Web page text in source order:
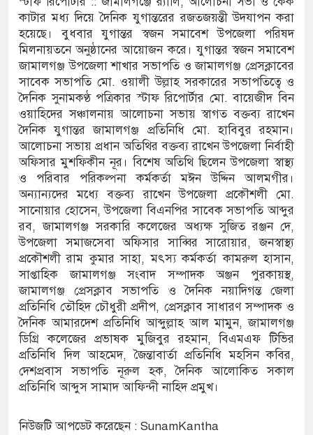
ঘণ্টা লোডশেডিং, ক্ষুব্ধ গ্রাহক
দুর্ঘটনায় আহতদের চিকিৎসা নিশ্চিতের নির্দেশ
দিবস পালিত
যেন ময়লার ভাগাড়
অব্যাহত : অস্তিত্ব সংকটে বাউসা-কেশবপুর গ্রাম
নিয়ে চলাচল
অভাবে অনিশ্চয়তায় হাওরের শত শত শিক্ষার্থীর
মাধ্যমিকেই
সম্মেলন রফিকুল ইসলামের প্রতিপক্ষের সব অভিযোগ
দিবস
কাটার মধ্য দিয়ে দৈনিক যুগান্তরের রজতজয়ন্তী উদযাপন করা
হয়েছে। বুধবার যুগান্তর স্বজন সমাবেশ উপজেলা পরিষদ
মিলনায়তনে অনুষ্ঠানের আয়োজন করে। যুগান্তর স্বজন সমাবেশ
জামালগঞ্জ উপজেলা শাখার সভাপতি ও জামালগঞ্জ প্রেসক্লাবের
সাবেক সভাপতি মো. ওয়ালী উল্লাহ সরকারের সভাপতিত্বে ও
দৈনিক সুনামকণ্ঠ পত্রিকার স্টাফ রিপোর্টার মো. বায়েজীদ বিন
ওয়াহিদের সঞ্চালনায় আলোচনা সভায় স্বাগত বক্তব্য রাখেন
দৈনিক যুগান্তর জামালগঞ্জ প্রতিনিধি মো. হাবিবুর রহমান।
আলোচনা সভায় প্রধান অতিথির বক্তব্য রাখেন উপজেলা নির্বাহী
অফিসার মুশফিকীন নূর। বিশেষ অতিথি ছিলেন উপজেলা স্বাস্থ্য
ও পরিবার পরিকল্পনা কর্মকর্তা মঈন উদ্দিন আলমগীর।
অন্যান্যদের মধ্যে বক্তব্য রাখেন উপজেলা প্রকৌশলী মো.
সানোয়ার হোসেন, উপজেলা বিএনপির সাবেক সভাপতি আব্দুর
রব, জামালগঞ্জ সরকারি কলেজের অধ্যক্ষ সুজিত রঞ্জন দে,
উপজেলা সমাজসেবা অফিসার সাব্বির সারোয়ার, জনস্বাস্থ্য
প্রকৌশলী রাম কুমার সাহা, মৎস্য কর্মকর্তা কামরুল হাসান,
সাপ্তাহিক জামালগঞ্জ সংবাদ সম্পাদক অঞ্জন পুরকায়স্থ,
জামালগঞ্জ প্রেসক্লাব সভাপতি ও দৈনিক নয়াদিগন্ত জেলা
প্রতিনিধি তৌহিদ চৌধুরী প্রদীপ, প্রেসক্লাব সাধারণ সম্পাদক ও
দৈনিক আমারদেশ প্রতিনিধি আব্দুল্লাহ আল মামুন, জামালগঞ্জ
ডিগ্রি কলেজের প্রভাষক মুজিবুর রহমান, বিএমএফ টিভির
প্রতিনিধি দিল আহমেদ, জৈন্তাবার্তা প্রতিনিধি মহসিন কবির,
দেশপ্রবাস সভাপতি নূরুল হক, দৈনিক আলোকিত সকাল
প্রতিনিধি আব্দুস সামাদ আফিন্দী নাহিদ প্রমুখ।
নিউজটি আপডেট করেছেন : SunamKantha